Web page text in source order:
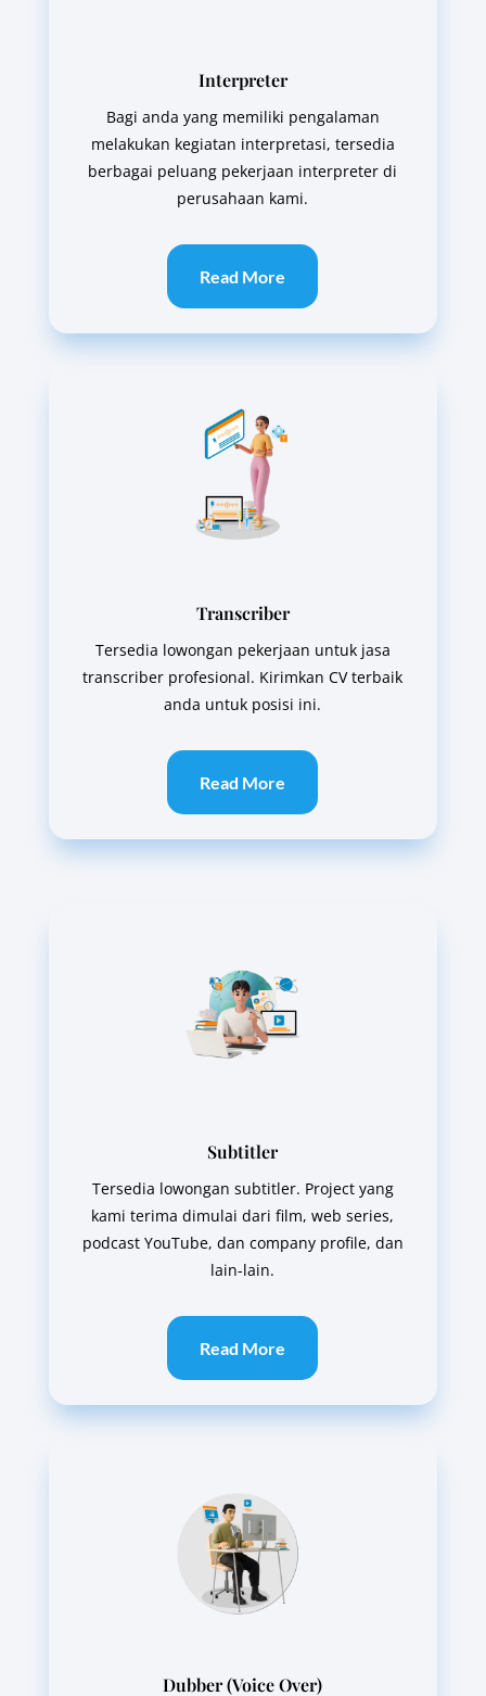
Interpreter
Bagi anda yang memiliki pengalaman
melakukan kegiatan interpretasi, tersedia
berbagai peluang pekerjaan interpreter di
perusahaan kami.
Read More
Transcriber
Tersedia lowongan pekerjaan untuk jasa
transcriber profesional. Kirimkan CV terbaik
anda untuk posisi ini.
Read More
Subtitler
Tersedia lowongan subtitler. Project yang
kami terima dimulai dari film, web series,
podcast YouTube, dan company profile, dan
lain-lain.
Read More
Dubber (Voice Over)